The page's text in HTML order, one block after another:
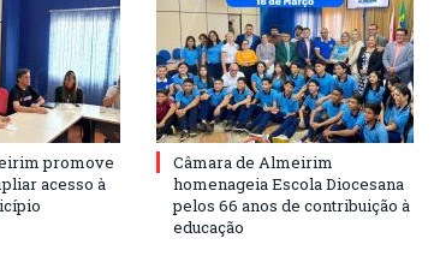
promove
acesso à
Câmara de Almeirim
homenageia Escola Diocesana
pelos 66 anos de contribuição à
educação